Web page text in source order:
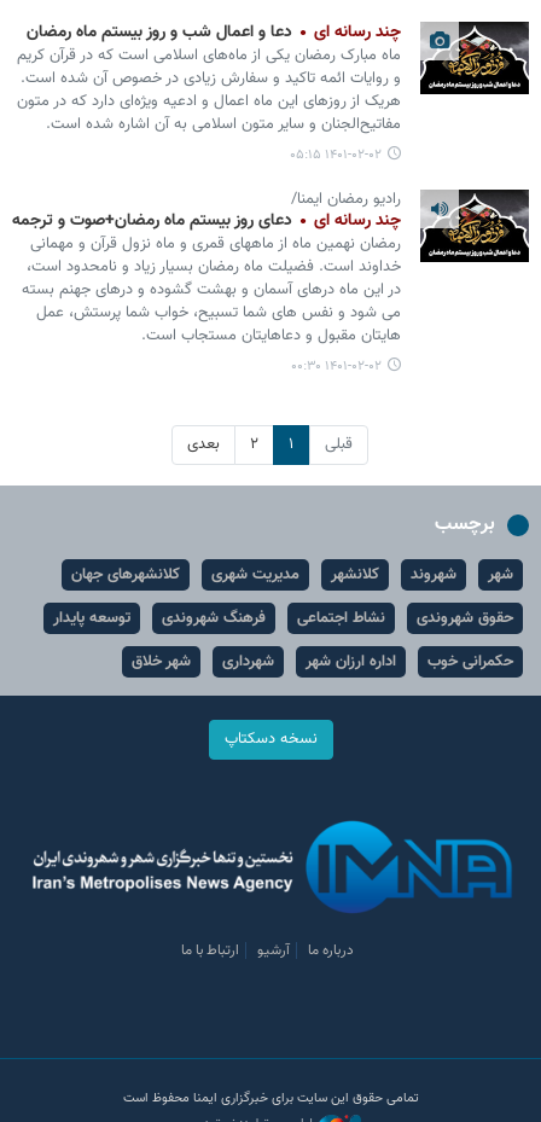
چند رسانه ای دعا و اعمال شب و روز بیستم ماه رمضان
ماه مبارک رمضان یکی از ماه‌های اسلامی است که در قرآن کریم
و روایات ائمه تاکید و سفارش زیادی در خصوص آن شده است.
هریک از روزهای این ماه اعمال و ادعیه ویژه‌ای دارد که در متون
مفاتیح‌الجنان و سایر متون اسلامی به آن اشاره شده است.
۱۴۰۱-۰۲-۰۲ ۰۵:۱۵
رادیو رمضان ایمنا/
چند رسانه ای دعای روز بیستم ماه رمضان+صوت و ترجمه
رمضان نهمین ماه از ماههای قمری و ماه نزول قرآن و مهمانی
خداوند است. فضیلت ماه رمضان بسیار زیاد و نامحدود است،
در این ماه درهای آسمان و بهشت گشوده و درهای جهنم بسته
می شود و نفس های شما تسبیح، خواب شما پرستش، عمل
هایتان مقبول و دعاهایتان مستجاب است.
۱۴۰۱-۰۲-۰۲ ۰۰:۳۰
قبلی ۱ ۲ بعدی
برچسب
شهر شهروند کلانشهر مدیریت شهری
کلانشهرهای جهان
حقوق شهروندی
نشاط اجتماعی فرهنگ شهروندی
توسعه پایدار
حکمرانی خوب
اداره ارزان شهر شهرداری شهر خلاق
نسخه دسکتاپ
درباره ما آرشیو ارتباط با ما
تمامی حقوق این سایت برای خبرگزاری ایمنا محفوظ است